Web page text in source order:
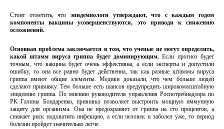
Стоит отметить, что эпидемиологи утверждают, что с каждым годом
компоненты вакцины усовершенствуются, это приводи к снижению
осложнений.
Основная проблема заключается в том, что ученые не могут определить,
какой штамм вируса гриппа будет доминирующим.Если прогноз будет
точным, что вакцина будет очень эффективна, а если эксперты и допустили
ошибку, то она все равно будет действенна, так как разные штаммы вируса
гриппа имеют общие элементы. Медики доказали, что чем больше людей
сделают прививку. Тем больше есть шансов предупредить широкомасштабную
эпидемию гриппа. По мнению руководителя управления Роспотребнадзора по
РК Галины Бондаренко, прививка позволяет выстроить мощную иммунную
защиту для организма. Она не предохраняет от гриппа на сто процентов, а
снижает риск подхватить инфекцию, а если человек и заболел уже, то период
болезни пройдет значительно легче.